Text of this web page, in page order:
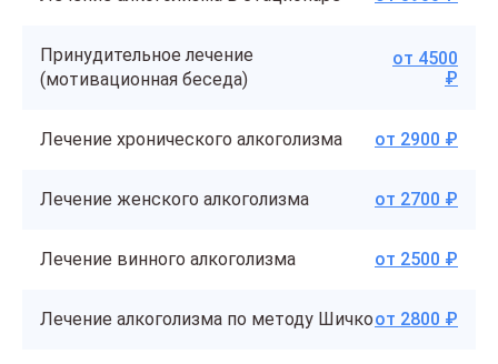
Принудительное лечение
(мотивационная беседа)
от 4500
₽
Лечение хронического алкоголизма от 2900 ₽
Лечение женского алкоголизма от 2700 ₽
Лечение винного алкоголизма от 2500 ₽
Лечение алкоголизма по методу Шичкоот 2800 ₽